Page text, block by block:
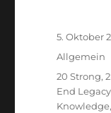
am
5. Oktober
Kategorien
Allgemein
20 Strong,
End Legacy
Knowledge